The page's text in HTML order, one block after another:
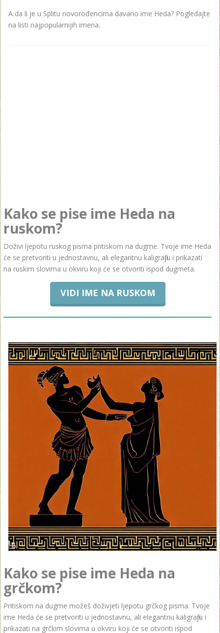
A da li je u Splitu novorođencima davano ime Heda? Pogledajte
na listi najpopularnijih imena.
Kako se pise ime Heda na
ruskom?
Doživi ljepotu ruskog pisma pritiskom na dugme. Tvoje ime Heda
će se pretvoriti u jednostavnu, ali elegantnu kaligrafiju i prikazati
na ruskim slovima u okviru koji će se otvoriti ispod dugmeta.
VIDI IME NA RUSKOM
Kako se pise ime Heda na
grčkom?
Pritiskom na dugme možeš doživjeti ljepotu grčkog pisma. Tvoje
ime Heda će se pretvoriti u jednostavnu, ali elegantnu kaligrafiju i
prikazati na grčkim slovima u okviru koji će se otvoriti ispod